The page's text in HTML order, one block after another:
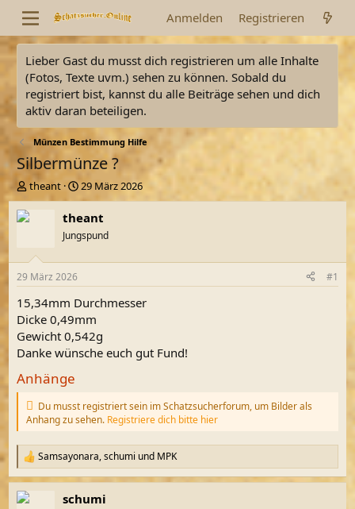
Anmelden Registrieren
Lieber Gast du musst dich registrieren um alle Inhalte
(Fotos, Texte uvm.) sehen zu können. Sobald du
registriert bist, kannst du alle Beiträge sehen und dich
aktiv daran beteiligen.
Münzen Bestimmung Hilfe
Silbermünze ?
E
r
s
l
e
r
theant
E
r
s
e
t
a
29 März 2026
theant
Jungspund
29 März 2026 #1
15,34mm Durchmesser
Dicke 0,49mm
Gewicht 0,542g
Danke wünsche euch gut Fund!
Anhänge
Du musst registriert sein im Schatzsucherforum, um Bilder als
Anhang zu sehen. Registriere dich bitte hier
R
e
a
k
Samsayonara,schumi und MPK
schumi